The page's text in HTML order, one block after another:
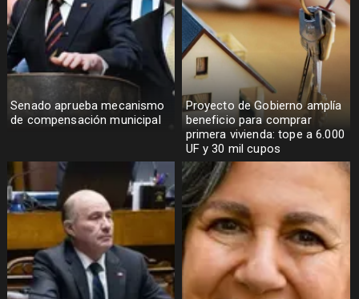
Senado aprueba mecanismo
de compensación municipal
Proyecto de Gobierno amplía
beneficio para comprar
primera vivienda: tope a 6.000
UF y 30 mil cupos